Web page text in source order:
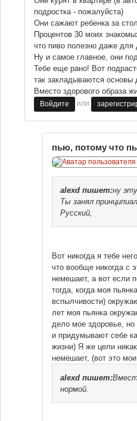
подростка - пожалуйста)
Они сажают ребенка за
Процентов 30 моих
что пиво полезно даже для
Ну и самое главное, они
Тебе еще рано! Вот
так закладываются основы
Вместо здорового образа
Войдите или
пью, потому что
alexd пишет:ну
Ты занял
Русский,
Вот никогда я тебе
что вообще никогда с
немешает, а вот если
тогда, когда моя
вспылчивости)
лет моя пьянка
дело мое здоровье,
и придумывают себе
жизни) Я же цели
немешает, (вот это
alexd пишет:
нормой.